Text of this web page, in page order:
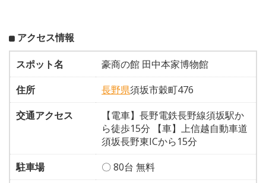
アクセス情報
スポット名
豪商の館 田中本家博物館
住所
長野県須坂市穀町476
交通アクセス
【電車】長野電鉄長野線須坂駅か
ら徒歩15分 【車】上信越自動車道
須坂長野東ICから15分
駐車場
〇 80台 無料